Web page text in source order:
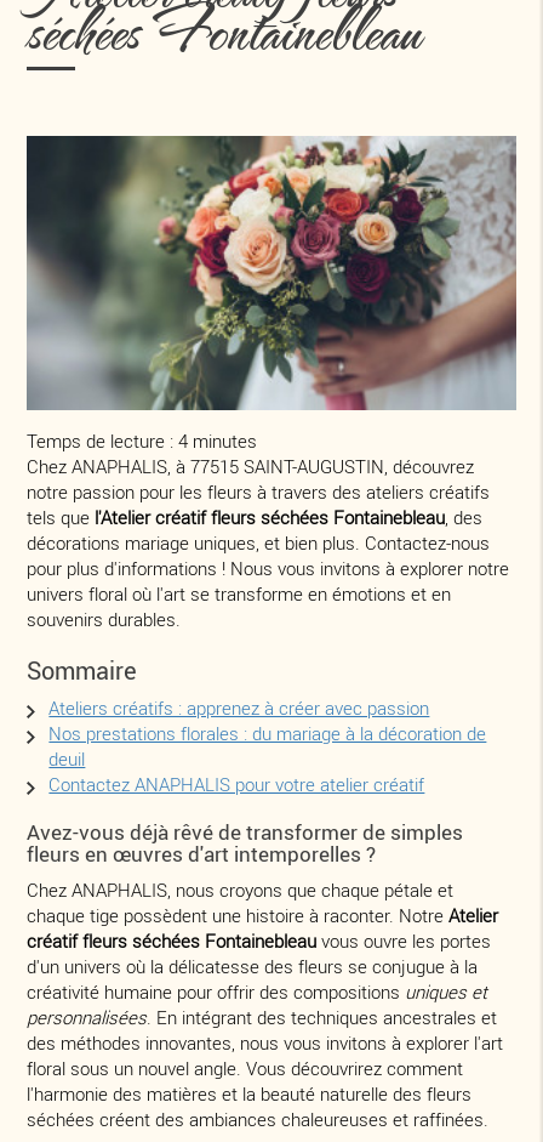
séchées Fontainebleau
Temps de lecture : 4 minutes
Chez ANAPHALIS, à 77515 SAINT-AUGUSTIN, découvrez
notre passion pour les fleurs à travers des ateliers créatifs
tels que l'Atelier créatif fleurs séchées Fontainebleau , des
décorations mariage uniques, et bien plus. Contactez-nous
pour plus d'informations ! Nous vous invitons à explorer notre
univers floral où l'art se transforme en émotions et en
souvenirs durables.
Sommaire
Ateliers créatifs : apprenez à créer avec passion
Nos prestations florales : du mariage à la décoration de
deuil
Contactez ANAPHALIS pour votre atelier créatif
Avez-vous déjà rêvé de transformer de simples
fleurs en œuvres d'art intemporelles ?
Chez ANAPHALIS, nous croyons que chaque pétale et
chaque tige possèdent une histoire à raconter. NotreAtelier
créatif fleurs séchées Fontainebleau vous ouvre les portes
d'un univers où la délicatesse des fleurs se conjugue à la
créativité humaine pour offrir des compositions uniques et
personnalisées. En intégrant des techniques ancestrales et
des méthodes innovantes, nous vous invitons à explorer l'art
floral sous un nouvel angle. Vous découvrirez comment
l'harmonie des matières et la beauté naturelle des fleurs
séchées créent des ambiances chaleureuses et raffinées.